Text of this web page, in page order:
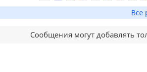
Все
Сообщения могут добавлять